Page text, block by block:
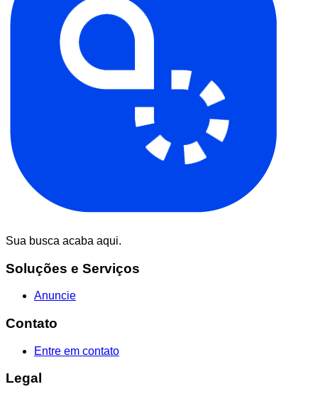
Sua busca acaba aqui.
Soluções e Serviços
Anuncie
Contato
Entre em contato
Legal